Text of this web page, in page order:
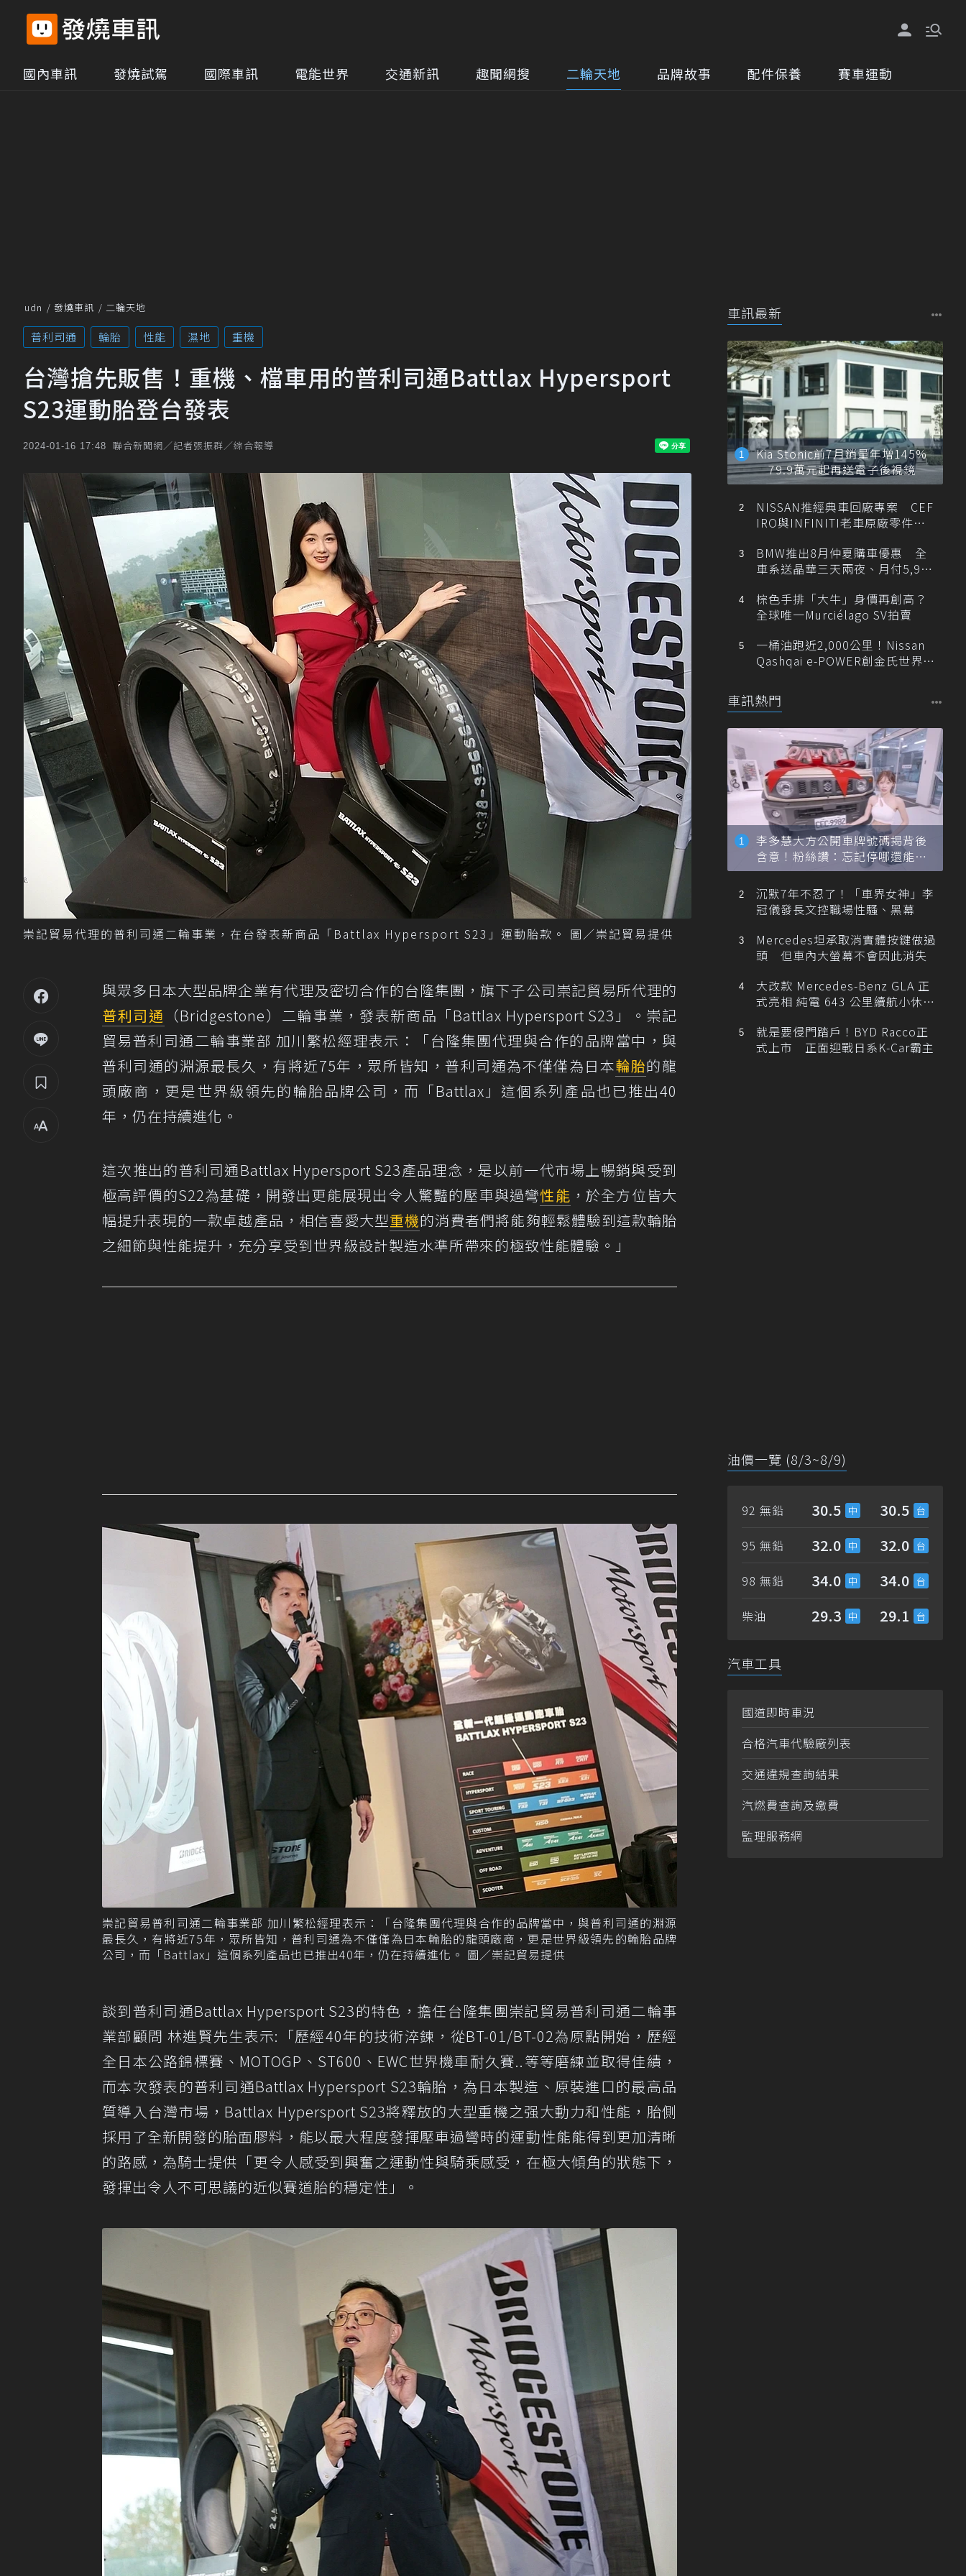
國內車訊 發燒試駕 國際車訊 電能世界 交通新訊 趣聞網搜 二輪天地 品牌故事 配件保養 賽車運動
udn 發燒車訊 二輪天地
普利司通 輪胎 性能 濕地 重機
台灣搶先販售！重機、檔車用的普利司通Battlax Hypersport
S23運動胎登台發表
2024-01-16 17:48 聯合新聞網／記者張振群／綜合報導
崇記貿易代理的普利司通二輪事業，在台發表新商品「Battlax Hypersport S23」運動胎款。 圖／崇記貿易提供
與眾多日本大型品牌企業有代理及密切合作的台隆集團，旗下子公司崇記貿易所代理的
普利司通 （Bridgestone）二輪事業，發表新商品「Battlax Hypersport S23」。崇記
貿易普利司通二輪事業部 加川繁松經理表示：「台隆集團代理與合作的品牌當中，與
普利司通的淵源最長久，有將近75年，眾所皆知，普利司通為不僅僅為日本輪胎的龍
頭廠商，更是世界級領先的輪胎品牌公司，而「Battlax」這個系列產品也已推出40
年，仍在持續進化。
這次推出的普利司通Battlax Hypersport S23產品理念，是以前一代市場上暢銷與受到
極高評價的S22為基礎，開發出更能展現出令人驚豔的壓車與過彎性能 ，於全方位皆大
幅提升表現的一款卓越產品，相信喜愛大型重機的消費者們將能夠輕鬆體驗到這款輪胎
之細節與性能提升，充分享受到世界級設計製造水準所帶來的極致性能體驗。」
崇記貿易普利司通二輪事業部 加川繁松經理表示：「台隆集團代理與合作的品牌當中，與普利司通的淵源
最長久，有將近75年，眾所皆知，普利司通為不僅僅為日本輪胎的龍頭廠商，更是世界級領先的輪胎品牌
公司，而「Battlax」這個系列產品也已推出40年，仍在持續進化。 圖／崇記貿易提供
談到普利司通Battlax Hypersport S23的特色，擔任台隆集團崇記貿易普利司通二輪事
業部顧問 林進賢先生表示:「歷經40年的技術淬鍊，從BT-01/BT-02為原點開始，歷經
全日本公路錦標賽、MOTOGP、ST600、EWC世界機車耐久賽..等等磨練並取得佳績，
而本次發表的普利司通Battlax Hypersport S23輪胎，為日本製造、原裝進口的最高品
質導入台灣市場，Battlax Hypersport S23將釋放的大型重機之强大動力和性能，胎側
採用了全新開發的胎面膠料，能以最大程度發揮壓車過彎時的運動性能能得到更加清晰
的路感，為騎士提供「更令人感受到興奮之運動性與騎乘感受，在極大傾角的狀態下，
發揮出令人不可思議的近似賽道胎的穩定性」。
車訊最新
Kia Stonic前7月銷量年增145%
79.9萬元起再送電子後視鏡
NISSAN推經典車回廠專案 CEF
IRO與INFINITI老車原廠零件最
BMW推出8月仲夏購車優惠 全
車系送晶華三天兩夜、月付5,900
棕色手排「大牛」身價再創高？
全球唯一Murciélago SV拍賣
一桶油跑近2,000公里！Nissan
Qashqai e-POWER創金氏世界紀
車訊熱門
李多慧大方公開車牌號碼揭背後
含意！粉絲讚：忘記停哪還能幫
忙找車
沉默7年不忍了！「車界女神」李
冠儀發長文控職場性騷、黑幕
Mercedes坦承取消實體按鍵做過
頭 但車內大螢幕不會因此消失
大改款 Mercedes-Benz GLA 正
式亮相 純電 643 公里續航小休
就是要侵門踏戶！BYD Racco正
式上市 正面迎戰日系K-Car霸主
油價一覽 (8/3~8/9)
92 無鉛 30.5 30.5
95 無鉛 32.0 32.0
98 無鉛 34.0 34.0
柴油 29.3 29.1
汽車工具
國道即時車況
合格汽車代驗廠列表
交通違規查詢結果
汽燃費查詢及繳費
監理服務網